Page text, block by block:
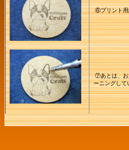
⑥プリント用
⑦あとは、お
ーニングして